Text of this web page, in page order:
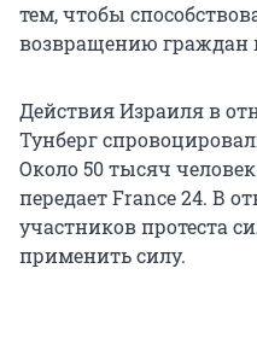
тем, чтобы
возвращению граждан
Действия Израиля в
Тунберг
Около 50 тысяч
передает France 24. В
участников протеста
применить силу.